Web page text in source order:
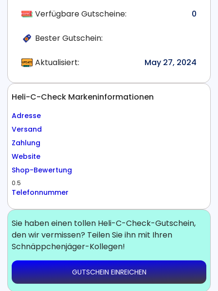
Verfügbare Gutscheine: 0
Bester Gutschein:
Aktualisiert: May 27, 2024
Heli-C-Check Markeninformationen
Adresse
Versand
Zahlung
Website
Shop-Bewertung
0.5
Telefonnummer
Sie haben einen tollen Heli-C-Check-Gutschein,
den wir vermissen? Teilen Sie ihn mit Ihren
Schnäppchenjäger-Kollegen!
GUTSCHEIN EINREICHEN